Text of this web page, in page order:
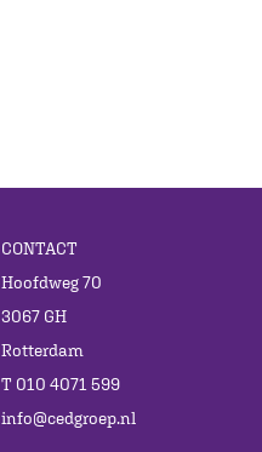
CONTACT
Hoofdweg 70
3067 GH
Rotterdam
T 010 4071 599
info@cedgroep.nl